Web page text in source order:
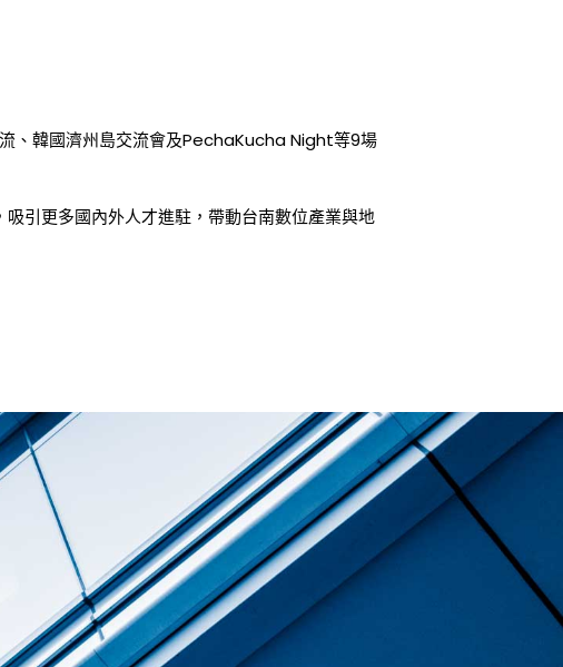
、韓國濟州島交流會及PechaKucha Night等9場
引更多國內外人才進駐，帶動台南數位產業與地